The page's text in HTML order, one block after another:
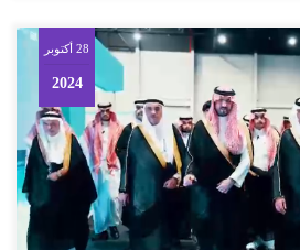
28 أكتوبر
2024